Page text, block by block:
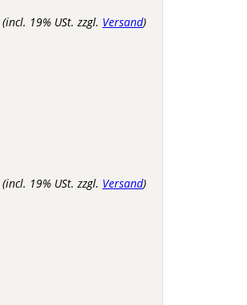
(incl. 19% USt. zzgl. Versand)
(incl. 19% USt. zzgl. Versand)